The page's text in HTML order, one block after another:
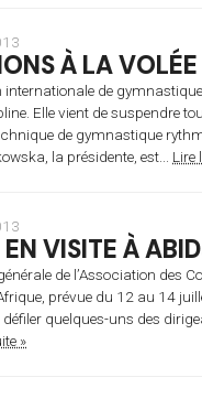
À LA VOLÉE
internationale de
Elle vient de suspendre
de gymnastique
la présidente, est... Lire
EN VISITE À
de l’Association des
prévue du 12 au 14
défiler quelques-uns des
»